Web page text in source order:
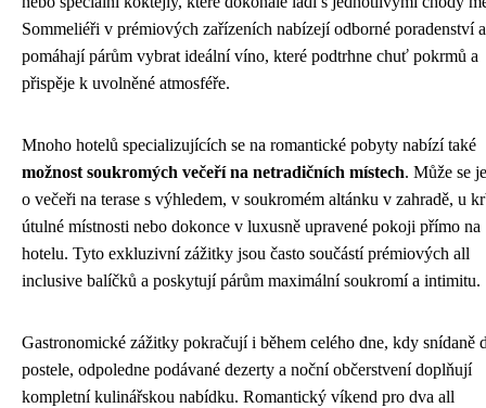
Sommeliéři v prémiových zařízeních nabízejí odborné poradenství a
pomáhají párům vybrat ideální víno, které podtrhne chuť pokrmů a
přispěje k uvolněné atmosféře.
Mnoho hotelů specializujících se na romantické pobyty nabízí také
možnost soukromých večeří na netradičních místech. Může se
o večeři na terase s výhledem, v soukromém altánku v zahradě, u
útulné místnosti nebo dokonce v luxusně upravené pokoji přímo na
hotelu. Tyto exkluzivní zážitky jsou často součástí prémiových all
inclusive balíčků a poskytují párům maximální soukromí a intimitu.
Gastronomické zážitky pokračují i během celého dne, kdy snídaně
postele, odpoledne podávané dezerty a noční občerstvení doplňují
kompletní kulinářskou nabídku. Romantický víkend pro dva all